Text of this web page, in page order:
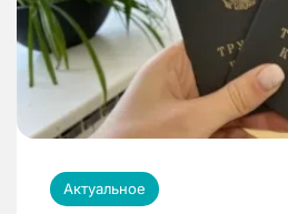
Актуальное